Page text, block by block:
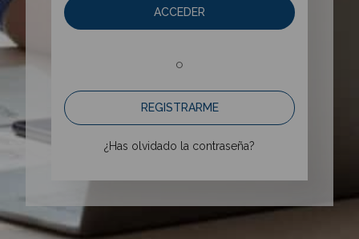
ACCEDER
o
REGISTRARME
¿Has olvidado la contraseña?